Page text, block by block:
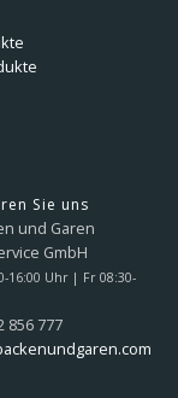
Sie uns
und Garen
GmbH
16:00 Uhr | Fr 08:30-
856 777